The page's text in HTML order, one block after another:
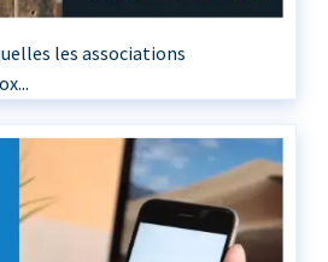
les associations